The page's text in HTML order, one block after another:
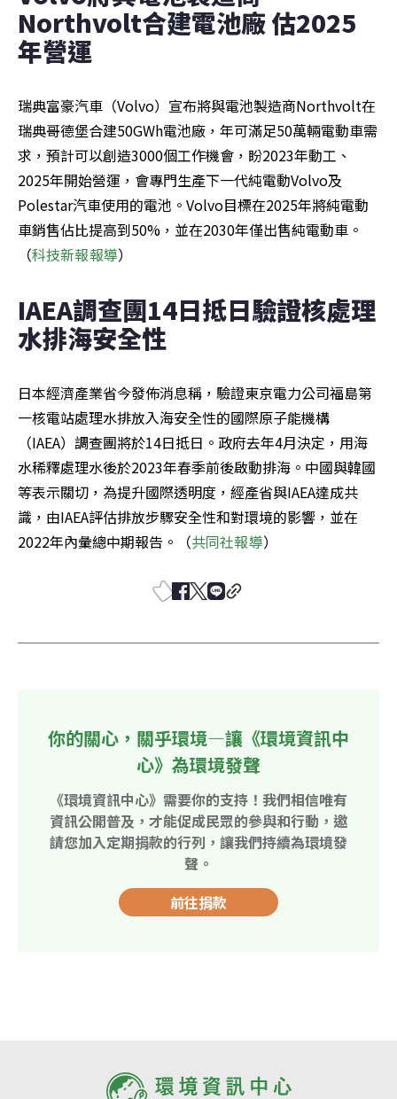
Northvolt合建電池廠 估2025
年營運
瑞典富豪汽車（Volvo）宣布將與電池製造商Northvolt在
瑞典哥德堡合建50GWh電池廠，年可滿足50萬輛電動車需
求，預計可以創造3000個工作機會，盼2023年動工、
2025年開始營運，會專門生產下一代純電動Volvo及
Polestar汽車使用的電池。Volvo目標在2025年將純電動
車銷售佔比提高到50%，並在2030年僅出售純電動車。
（科技新報報導）
IAEA調查團14日抵日驗證核處理
水排海安全性
日本經濟產業省今發佈消息稱，驗證東京電力公司福島第
一核電站處理水排放入海安全性的國際原子能機構
（IAEA）調查團將於14日抵日。政府去年4月決定，用海
水稀釋處理水後於2023年春季前後啟動排海。中國與韓國
等表示關切，為提升國際透明度，經產省與IAEA達成共
識，由IAEA評估排放步驟安全性和對環境的影響，並在
2022年內彙總中期報告。（共同社報導）
你的關心，關乎環境—讓《環境資訊中
心》為環境發聲
《環境資訊中心》需要你的支持！我們相信唯有
資訊公開普及，才能促成民眾的參與和行動，邀
請您加入定期捐款的行列，讓我們持續為環境發
聲。
前往捐款